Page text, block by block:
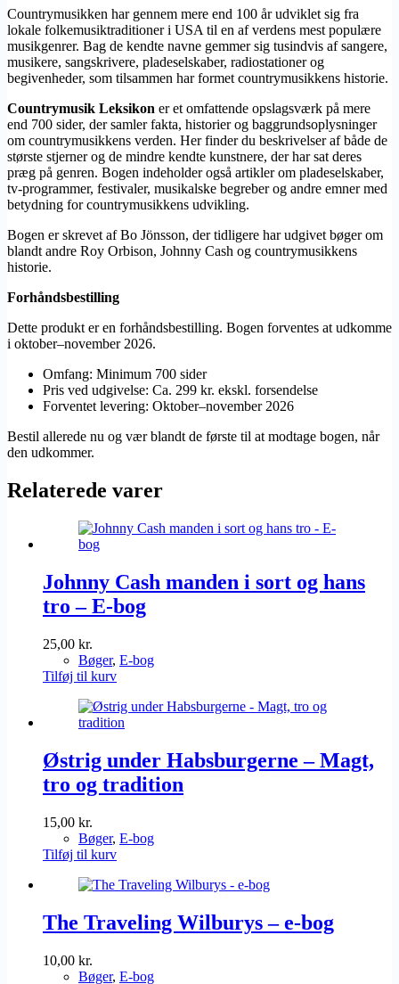
Countrymusikken har gennem mere end 100 år udviklet sig fra
lokale folkemusiktraditioner i USA til en af verdens mest populære
musikgenrer. Bag de kendte navne gemmer sig tusindvis af sangere,
musikere, sangskrivere, pladeselskaber, radiostationer og
begivenheder, som tilsammen har formet countrymusikkens historie.
Countrymusik Leksikon er et omfattende opslagsværk på mere
end 700 sider, der samler fakta, historier og baggrundsoplysninger
om countrymusikkens verden. Her finder du beskrivelser af både de
største stjerner og de mindre kendte kunstnere, der har sat deres
præg på genren. Bogen indeholder også artikler om pladeselskaber,
tv-programmer, festivaler, musikalske begreber og andre emner med
betydning for countrymusikkens udvikling.
Bogen er skrevet af Bo Jönsson, der tidligere har udgivet bøger om
blandt andre Roy Orbison, Johnny Cash og countrymusikkens
historie.
Forhåndsbestilling
Dette produkt er en forhåndsbestilling. Bogen forventes at udkomme
i oktober–november 2026.
Omfang: Minimum 700 sider
Pris ved udgivelse: Ca. 299 kr. ekskl. forsendelse
Forventet levering: Oktober–november 2026
Bestil allerede nu og vær blandt de første til at modtage bogen, når
den udkommer.
Relaterede varer
Johnny Cash manden i sort og hans
tro – E-bog
25,00 kr.
Bøger, E-bog
Tilføj til kurv
Østrig under Habsburgerne – Magt,
tro og tradition
15,00 kr.
Bøger, E-bog
Tilføj til kurv
The Traveling Wilburys – e-bog
10,00 kr.
Bøger, E-bog